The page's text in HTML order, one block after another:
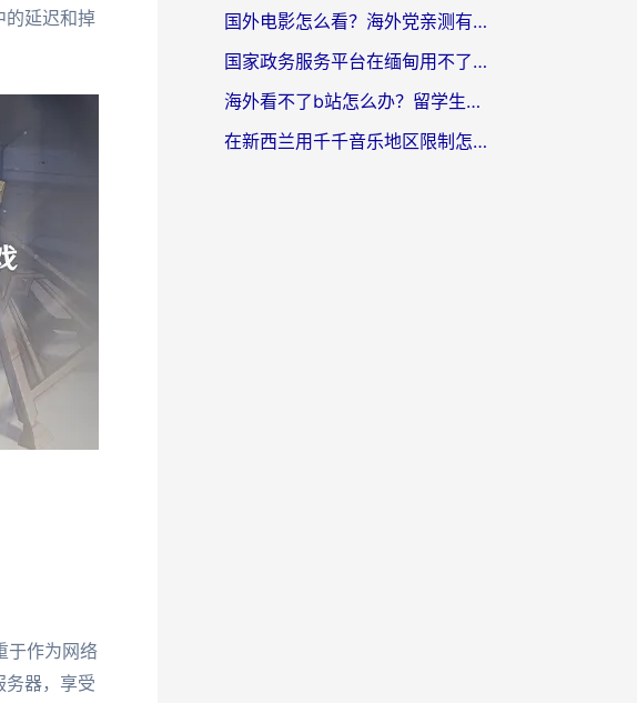
的延迟和掉
于作为网络
务器，享受
国外电影怎么看？海外党亲测有效的回国加速器选择指南
国家政务服务平台在缅甸用不了怎么办？海外华人必看的回国加速全攻略
海外看不了b站怎么办？留学生亲测有效的回国加速器选择攻略，解决豆瓣音乐、美团外卖难题
在新西兰用千千音乐地区限制怎么办？海外华人必备的回国加速解决方案